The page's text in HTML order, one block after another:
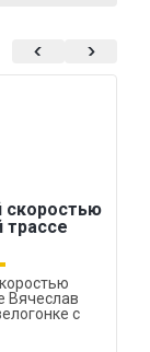
скоростью
трассе
Вячеслав
с